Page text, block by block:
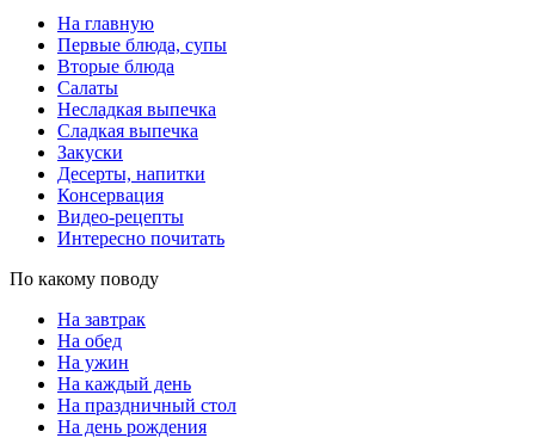
На главную
Первые блюда, супы
Вторые блюда
Салаты
Несладкая выпечка
Сладкая выпечка
Закуски
Десерты, напитки
Консервация
Видео-рецепты
Интересно почитать
По какому поводу
На завтрак
На обед
На ужин
На каждый день
На праздничный стол
На день рождения